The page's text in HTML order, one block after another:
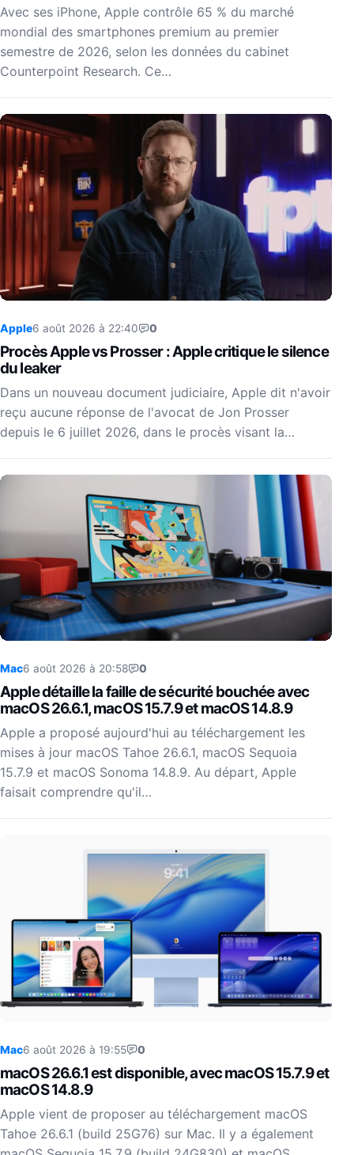
Avec ses iPhone, Apple contrôle 65 % du marché
mondial des smartphones premium au premier
semestre de 2026, selon les données du cabinet
Counterpoint Research. Ce…
Apple6 août 2026 à 22:40 0
Procès Apple vs Prosser : Apple critique le silence
du leaker
Dans un nouveau document judiciaire, Apple dit n'avoir
reçu aucune réponse de l'avocat de Jon Prosser
depuis le 6 juillet 2026, dans le procès visant la…
Mac6 août 2026 à 20:58 0
Apple détaille la faille de sécurité bouchée avec
macOS 26.6.1, macOS 15.7.9 et macOS 14.8.9
Apple a proposé aujourd'hui au téléchargement les
mises à jour macOS Tahoe 26.6.1, macOS Sequoia
15.7.9 et macOS Sonoma 14.8.9. Au départ, Apple
faisait comprendre qu'il…
Mac6 août 2026 à 19:55 0
macOS 26.6.1 est disponible, avec macOS 15.7.9 et
macOS 14.8.9
Apple vient de proposer au téléchargement macOS
Tahoe 26.6.1 (build 25G76) sur Mac. Il y a également